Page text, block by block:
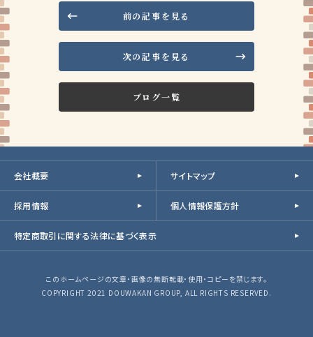
前の記事を見る
ブログ一覧
次の記事を見る
会社概要 サイトマップ
採用情報 個人情報保護方針
特定商取引に関する法律に基づく表示
このホームページの文章・画像の無断転載・使用・コピーを禁じます。
COPYRIGHT 2021 DOUWAKAN GROUP, ALL RIGHTS RESERVED.